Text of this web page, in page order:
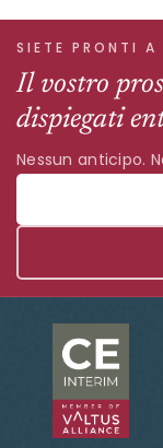
SIETE PRONTI A
Il vostro
dispiegati
Nessun anticipo.